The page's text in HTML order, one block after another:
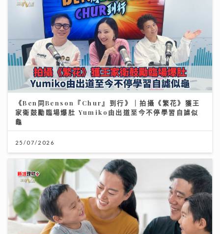
《Ben同Benson『Chur』到行》｜拍攝《繁花》獲王
家衛鼓勵臨場爆肚 Yumiko由出道至今不停學習自謔似
龜
25/07/2026